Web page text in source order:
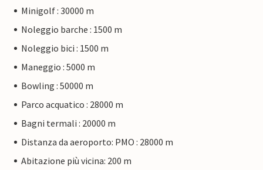
Minigolf : 30000 m
Noleggio barche : 1500 m
Noleggio bici : 1500 m
Maneggio : 5000 m
Bowling : 50000 m
Parco acquatico : 28000 m
Bagni termali : 20000 m
Distanza da aeroporto: PMO : 28000 m
Abitazione più vicina: 200 m